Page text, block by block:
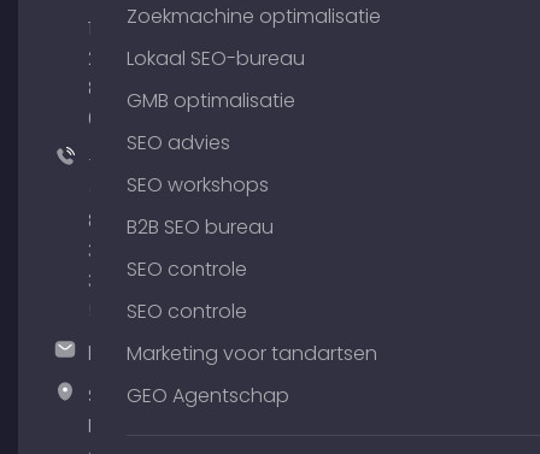
176
204
801
64
+49
89
380
375
hallo@timospecht.de
Specht
Marketing
Zoekmachine optimalisatie
Lokaal SEO-bureau
GMB optimalisatie
SEO advies
SEO workshops
B2B SEO bureau
SEO controle
SEO controle
Marketing voor tandartsen
GEO Agentschap